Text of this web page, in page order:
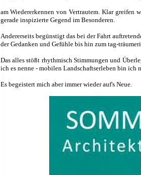
am Wiedererkennen von Vertrautem. Klar
gerade inspizierte Gegend im Besonderen.
Andererseits begünstigt das bei der Fahrt
der Gedanken und Gefühle bis hin zum tag-
Das alles stößt rhythmisch Stimmungen und
ich es nenne - mobilen Landschaftserleben bin ich
Es begeistert mich aber immer wieder auf's Neue.